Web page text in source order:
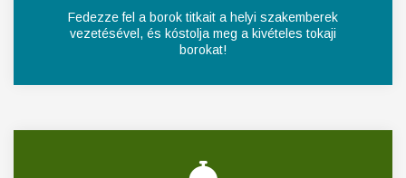
Fedezze fel a borok titkait a helyi szakemberek
vezetésével, és kóstolja meg a kivételes tokaji
borokat!